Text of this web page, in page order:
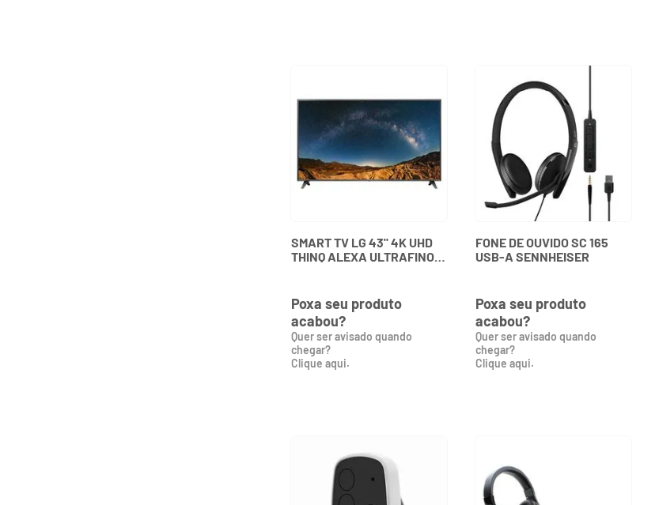
SMART TV LG 43" 4K UHD
THINQ ALEXA ULTRAFINO
Poxa seu produto
acabou?
Quer ser avisado quando
chegar?
Clique aqui.
FONE DE OUVIDO SC 165
USB-A SENNHEISER
Poxa seu produto
acabou?
Quer ser avisado quando
chegar?
Clique aqui.